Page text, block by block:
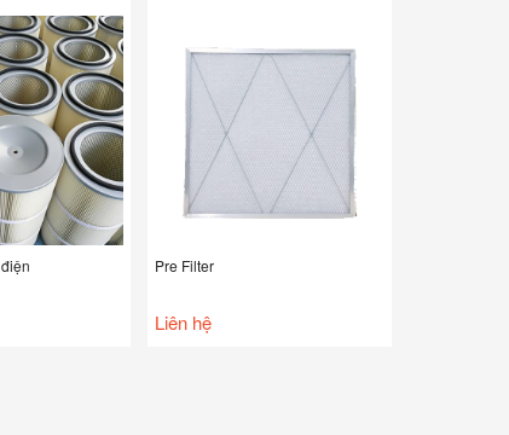
Pre Filter
Liên hệ